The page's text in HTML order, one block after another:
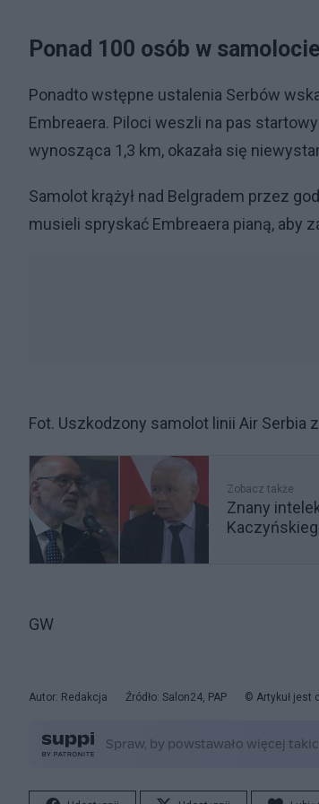
Ponad 100 osób w
Ponadto wstępne ustalenia Serbów
Embreaera. Piloci weszli na pas
wynosząca 1,3 km, okazała się
Samolot krążył nad Belgradem przez
musieli spryskać Embreaera pianą, aby
Fot. Uszkodzony samolot linii Air Serbia
Zobacz także
Znany
GW
Autor: Redakcja Źródło: Salon24, PAP © Artykuł jest